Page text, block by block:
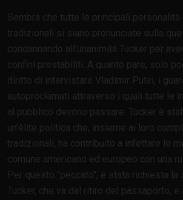
Sembra che tutte le principali personalità
tradizionali si siano pronunciate sulla
condannando all'unanimità Tucker per
confini prestabiliti. A quanto pare, solo
diritto di intervistare Vladimir Putin, i
autoproclamati attraverso i quali tutte le
al pubblico devono passare. Tucker è
un'élite politica che, insieme ai loro
tradizionali, ha contribuito a infettare le
comune americano ed europeo con una
Per questo "peccato", è stata richiesta la
Tucker, che va dal ritiro del passaporto,